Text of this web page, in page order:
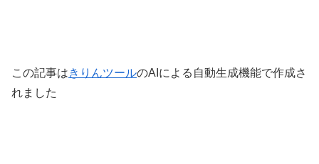
この記事はきりんツールのAIによる自動生成機能で作成さ
れました